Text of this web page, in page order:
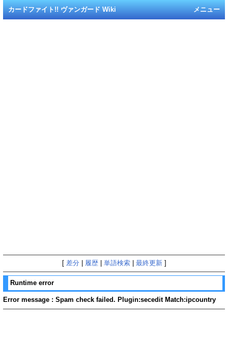
メニュー
カードファイト!! ヴァンガード Wiki
[ 差分 履歴| 単語検索| 最終更新]
Runtime error
Error message : Spam check failed. Plugin:secedit Match:ipcountry